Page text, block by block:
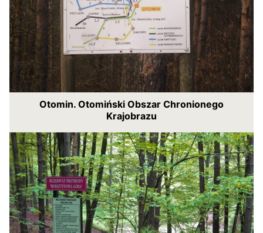
Otomin. Otomiński Obszar Chronionego
Krajobrazu